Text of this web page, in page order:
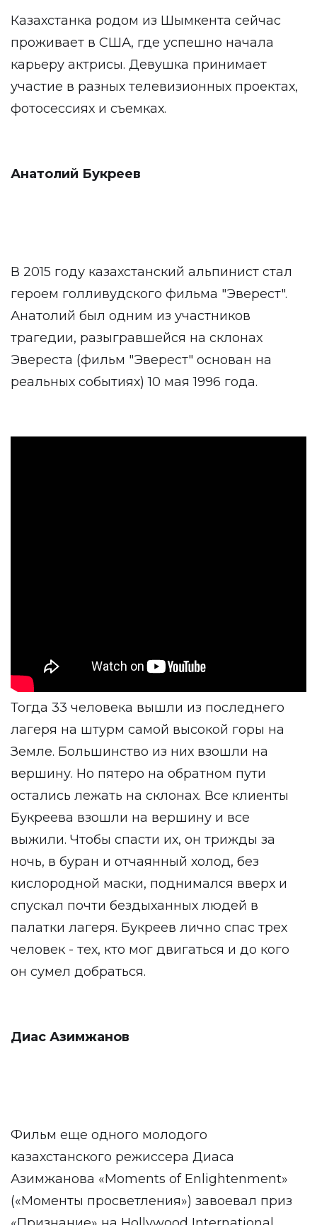
Казахстанка родом из Шымкента сейчас
проживает в США, где успешно начала
карьеру актрисы. Девушка принимает
участие в разных телевизионных проектах,
фотосессиях и съемках.
Анатолий Букреев
В 2015 году казахстанский альпинист стал
героем голливудского фильма "Эверест".
Анатолий был одним из участников
трагедии, разыгравшейся на склонах
Эвереста (фильм "Эверест" основан на
реальных событиях) 10 мая 1996 года.
Тогда 33 человека вышли из последнего
лагеря на штурм самой высокой горы на
Земле. Большинство из них взошли на
вершину. Но пятеро на обратном пути
остались лежать на склонах. Все клиенты
Букреева взошли на вершину и все
выжили. Чтобы спасти их, он трижды за
ночь, в буран и отчаянный холод, без
кислородной маски, поднимался вверх и
спускал почти бездыханных людей в
палатки лагеря. Букреев лично спас трех
человек - тех, кто мог двигаться и до кого
он сумел добраться.
Диас Азимжанов
Фильм еще одного молодого
казахстанского режиссера Диаса
Азимжанова «Moments of Enlightenment»
(«Моменты просветления») завоевал приз